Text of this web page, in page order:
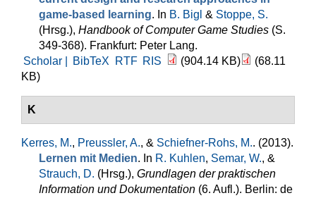
game-based learning. In B. Bigl & Stoppe, S.
(Hrsg.), Handbook of Computer Game Studies (S.
349-368). Frankfurt: Peter Lang.
Scholar |
BibTeX RTF RIS (904.14 KB)
(68.11
KB)
K
Kerres, M., Preussler, A., & Schiefner-Rohs, M.. (2013).
Lernen mit Medien. In R. Kuhlen, Semar, W., &
Strauch, D. (Hrsg.), Grundlagen der praktischen
Information und Dokumentation (6. Aufl.). Berlin: de